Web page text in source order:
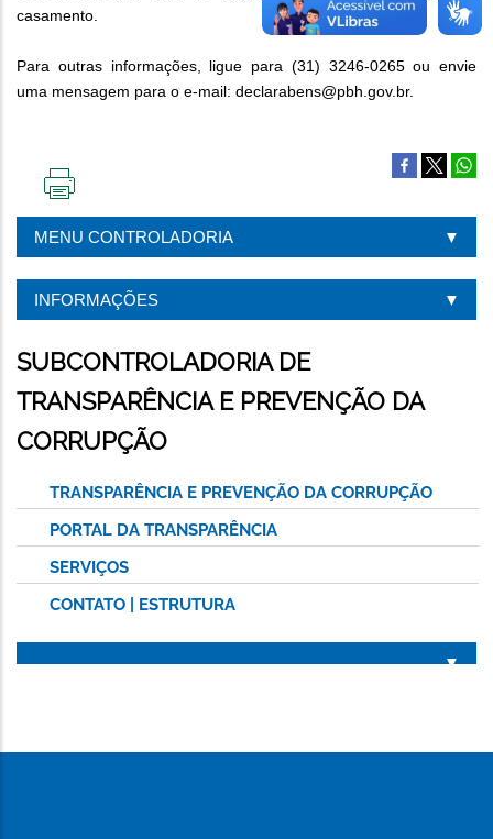
casamento.
Para outras informações, ligue para (31) 3246-0265 ou envie
uma mensagem para o e-mail: declarabens@pbh.gov.br.
PÁGINA
MENU CONTROLADORIA
INFORMAÇÕES
SUBCONTROLADORIA DE
TRANSPARÊNCIA E PREVENÇÃO DA
CORRUPÇÃO
TRANSPARÊNCIA E PREVENÇÃO DA CORRUPÇÃO
PORTAL DA TRANSPARÊNCIA
SERVIÇOS
CONTATO | ESTRUTURA